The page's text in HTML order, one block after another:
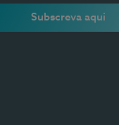
Subscreva aqui